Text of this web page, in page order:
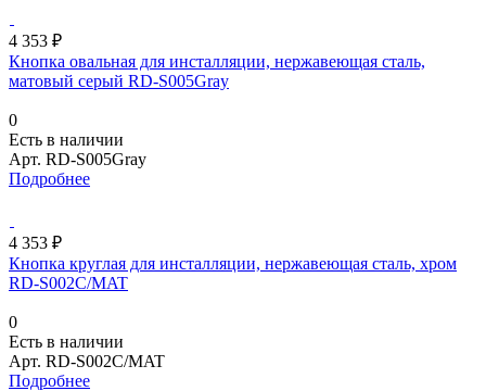
4 353 ₽
Кнопка овальная для инсталляции, нержавеющая сталь,
матовый серый RD-S005Gray
0
Есть в наличии
Арт. RD-S005Gray
Подробнее
4 353 ₽
Кнопка круглая для инсталляции, нержавеющая сталь, хром
RD-S002C/MAT
0
Есть в наличии
Арт. RD-S002C/MAT
Подробнее